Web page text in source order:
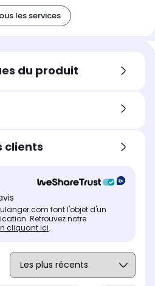
les services
du produit
clients
font l'objet d'un
Retrouvez notre
cliquant ici.